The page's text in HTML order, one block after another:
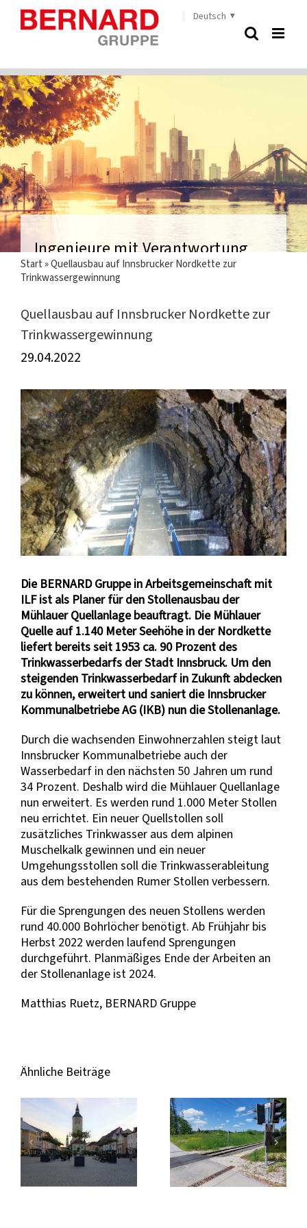
Zum
Inhalt
Deutsch
Ingenieure mit Verantwortung
Start »Quellausbau auf Innsbrucker Nordkette zur
Trinkwassergewinnung
Quellausbau auf Innsbrucker Nordkette zur
Trinkwassergewinnung
29.04.2022
Zeige
grösseres
Bild
Die BERNARD Gruppe in Arbeitsgemeinschaft mit
ILF ist als Planer für den Stollenausbau der
Mühlauer Quellanlage beauftragt. Die Mühlauer
Quelle auf 1.140 Meter Seehöhe in der Nordkette
liefert bereits seit 1953 ca. 90 Prozent des
Trinkwasserbedarfs der Stadt Innsbruck. Um den
steigenden Trinkwasserbedarf in Zukunft abdecken
zu können, erweitert und saniert die Innsbrucker
Kommunalbetriebe AG (IKB) nun die Stollenanlage.
Durch die wachsenden Einwohnerzahlen steigt laut
Innsbrucker Kommunalbetriebe auch der
Wasserbedarf in den nächsten 50 Jahren um rund
34 Prozent. Deshalb wird die Mühlauer Quellanlage
nun erweitert. Es werden rund 1.000 Meter Stollen
neu errichtet. Ein neuer Quellstollen soll
zusätzliches Trinkwasser aus dem alpinen
Muschelkalk gewinnen und ein neuer
Umgehungsstollen soll die Trinkwasserableitung
aus dem bestehenden Rumer Stollen verbessern.
Für die Sprengungen des neuen Stollens werden
rund 40.000 Bohrlöcher benötigt. Ab Frühjahr bis
Herbst 2022 werden laufend Sprengungen
durchgeführt. Planmäßiges Ende der Arbeiten an
der Stollenanlage ist 2024.
Matthias Ruetz, BERNARD Gruppe
Ähnliche Beiträge